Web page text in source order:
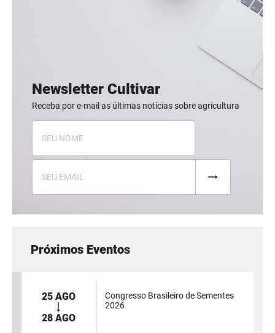
Newsletter Cultivar
Receba por e-mail as últimas notícias sobre agricultura
Próximos Eventos
25 AGO
28 AGO
Congresso Brasileiro de Sementes
2026